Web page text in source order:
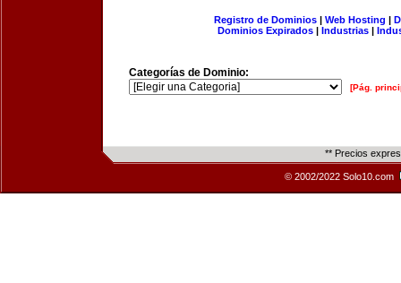
Registro de Dominios| Web Hosting |
Dominios Expirados | Industrias |
Categorías de Dominio:
[Pág.
** Precios
© 2002/2022 Solo10.com